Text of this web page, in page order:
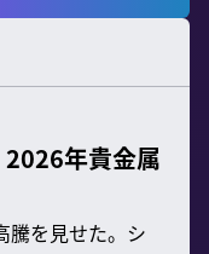
2026年貴金属
騰を見せた。シ